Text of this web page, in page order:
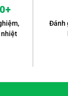
nhiệt
Đánh